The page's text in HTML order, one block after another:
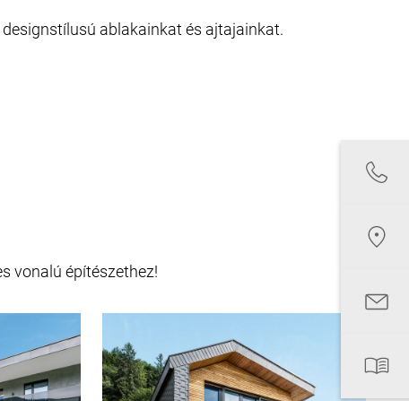
ablakainkat és ajtajainkat.
vonalú építészethez!